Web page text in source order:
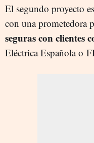
El segundo proyecto
con una prometedora
seguras con clientes
Eléctrica Española o